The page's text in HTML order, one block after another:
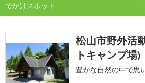
でかけスポット
松山市野外活
トキャンプ場)
豊かな自然の中で思